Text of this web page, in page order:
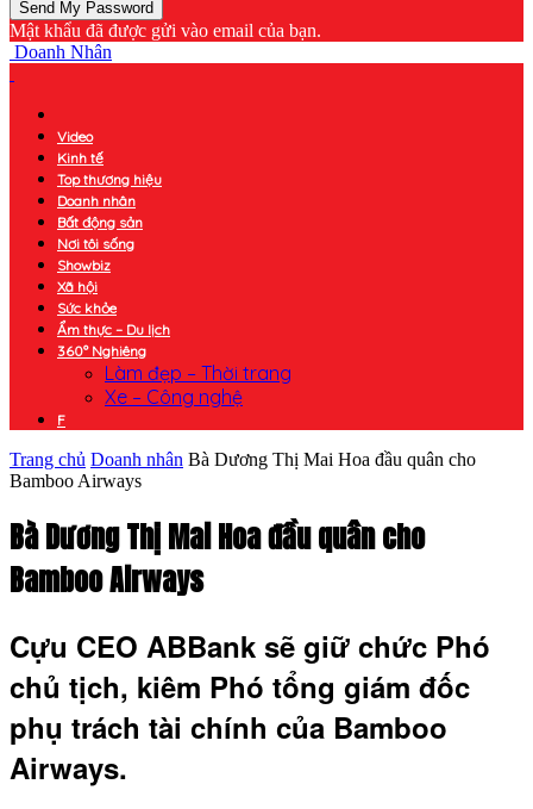
Mật khẩu đã được gửi vào email của bạn.
Doanh Nhân
Video
Kinh tế
Top thương hiệu
Doanh nhân
Bất động sản
Nơi tôi sống
Showbiz
Xã hội
Sức khỏe
Ẩm thực – Du lịch
360° Nghiêng
Làm đẹp – Thời trang
Xe – Công nghệ
F
Trang chủ Doanh nhân Bà Dương Thị Mai Hoa đầu quân cho
Bamboo Airways
Bà Dương Thị Mai Hoa đầu quân cho
Bamboo Airways
Cựu CEO ABBank sẽ giữ chức Phó
chủ tịch, kiêm Phó tổng giám đốc
phụ trách tài chính của Bamboo
Airways.